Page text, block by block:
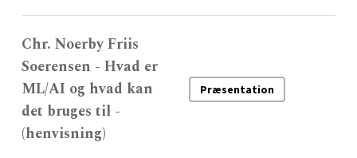
Chr. Noerby Friis
Soerensen - Hvad er
ML/AI og hvad kan
det bruges til -
(henvisning)
Præsentation